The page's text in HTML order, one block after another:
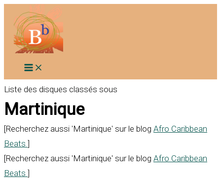
contenu
Liste des disques classés sous
Martinique
[Recherchez aussi 'Martinique' sur le blog Afro Caribbean
Beats ]
[Recherchez aussi 'Martinique' sur le blog Afro Caribbean
Beats ]